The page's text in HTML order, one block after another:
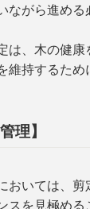
ながら進める
は、木の健康
維持するため
理】
おいては、剪
スを見極める